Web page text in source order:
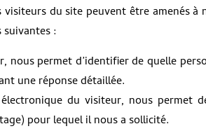
du site peuvent être amenés
:
permet d’identifier de quelle
une réponse détaillée.
du visiteur, nous permet
pour lequel il nous a sollicité.